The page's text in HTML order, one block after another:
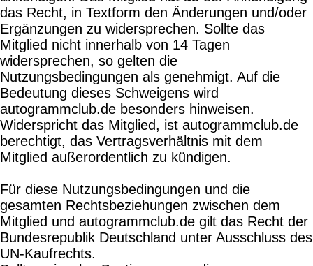
das Recht, in Textform den Änderungen und/oder
Ergänzungen zu widersprechen. Sollte das
Mitglied nicht innerhalb von 14 Tagen
widersprechen, so gelten die
Nutzungsbedingungen als genehmigt. Auf die
Bedeutung dieses Schweigens wird
autogrammclub.de besonders hinweisen.
Widerspricht das Mitglied, ist autogrammclub.de
berechtigt, das Vertragsverhältnis mit dem
Mitglied außerordentlich zu kündigen.
Für diese Nutzungsbedingungen und die
gesamten Rechtsbeziehungen zwischen dem
Mitglied und autogrammclub.de gilt das Recht der
Bundesrepublik Deutschland unter Ausschluss des
UN-Kaufrechts.